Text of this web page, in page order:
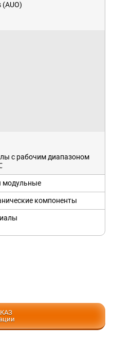
с рабочим диапазоном
модульные
компоненты